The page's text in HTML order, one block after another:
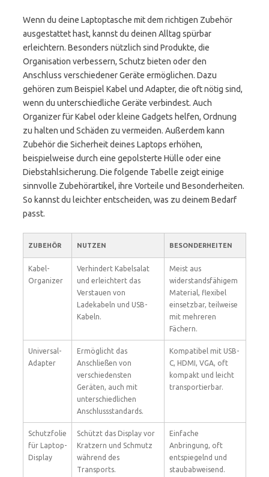
Wenn du deine Laptoptasche mit dem richtigen Zubehör
ausgestattet hast, kannst du deinen Alltag spürbar
erleichtern. Besonders nützlich sind Produkte, die
Organisation verbessern, Schutz bieten oder den
Anschluss verschiedener Geräte ermöglichen. Dazu
gehören zum Beispiel Kabel und Adapter, die oft nötig sind,
wenn du unterschiedliche Geräte verbindest. Auch
Organizer für Kabel oder kleine Gadgets helfen, Ordnung
zu halten und Schäden zu vermeiden. Außerdem kann
Zubehör die Sicherheit deines Laptops erhöhen,
beispielweise durch eine gepolsterte Hülle oder eine
Diebstahlsicherung. Die folgende Tabelle zeigt einige
sinnvolle Zubehörartikel, ihre Vorteile und Besonderheiten.
So kannst du leichter entscheiden, was zu deinem Bedarf
passt.
ZUBEHÖR NUTZEN BESONDERHEITEN
Kabel-
Organizer
Verhindert Kabelsalat
und erleichtert das
Verstauen von
Ladekabeln und USB-
Kabeln.
Meist aus
widerstandsfähigem
Material, flexibel
einsetzbar, teilweise
mit mehreren
Fächern.
Universal-
Adapter
Ermöglicht das
Anschließen von
verschiedensten
Geräten, auch mit
unterschiedlichen
Anschlussstandards.
Kompatibel mit USB-
C, HDMI, VGA, oft
kompakt und leicht
transportierbar.
Schutzfolie
für Laptop-
Display
Schützt das Display vor
Kratzern und Schmutz
während des
Transports.
Einfache
Anbringung, oft
entspiegelnd und
staubabweisend.